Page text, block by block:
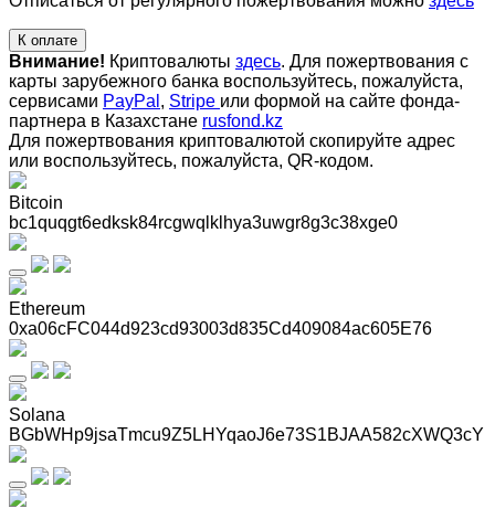
К оплате
Внимание! Криптовалюты здесь. Для пожертвования с
карты зарубежного банка воспользуйтесь, пожалуйста,
сервисами PayPal , Stripe или формой на сайте фонда-
партнера в Казахстане rusfond.kz
Для пожертвования криптовалютой скопируйте адрес
или воспользуйтесь, пожалуйста, QR-кодом.
Bitcoin
bc1quqgt6edksk84rcgwqlklhya3uwgr8g3c38xge0
Ethereum
0xa06cFC044d923cd93003d835Cd409084ac605E76
Solana
BGbWHp9jsaTmcu9Z5LHYqaoJ6e73S1BJAA582cXWQ3cY